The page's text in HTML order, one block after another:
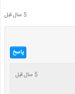
5 سال قبل
پاسخ
5 سال قبل